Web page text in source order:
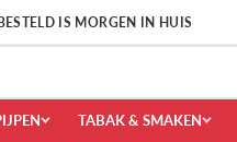
IS MORGEN IN HUIS
TABAK & SMAKEN